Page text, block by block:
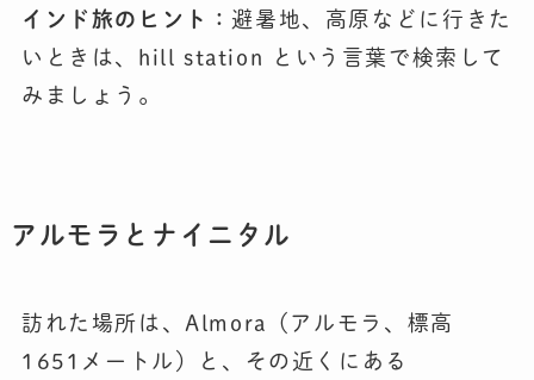
インド旅のヒント： 避暑地、高原などに行きた
いときは、hill station という言葉で検索して
みましょう。
アルモラとナイニタル
訪れた場所は、Almora（アルモラ、標高
1651メートル）と、その近くにある